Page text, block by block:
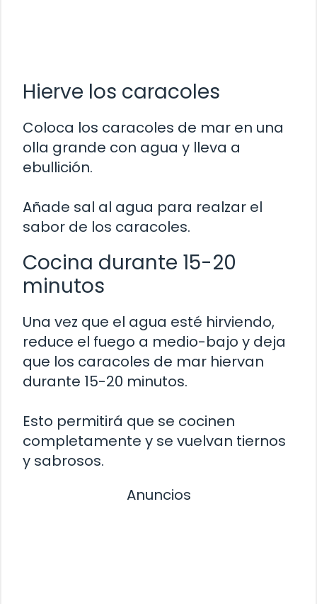
Hierve los caracoles
Coloca los caracoles de mar en una
olla grande con agua y lleva a
ebullición.
Añade sal al agua para realzar el
sabor de los caracoles.
Cocina durante 15-20
minutos
Una vez que el agua esté hirviendo,
reduce el fuego a medio-bajo y deja
que los caracoles de mar hiervan
durante 15-20 minutos.
Esto permitirá que se cocinen
completamente y se vuelvan tiernos
y sabrosos.
Anuncios